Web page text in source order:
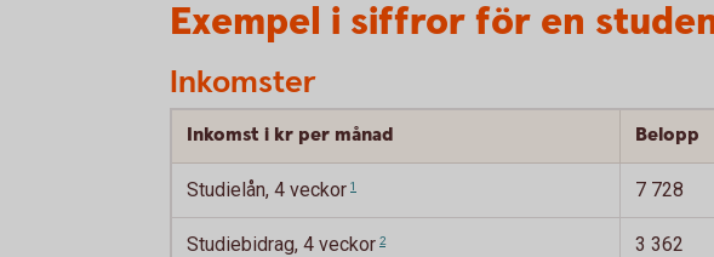
Exempel i siffror för en
Inkomster
Inkomst i kr per månad Belopp
Studielån, 4 veckor 1 7 728
Studiebidrag, 4 veckor 2 3 362